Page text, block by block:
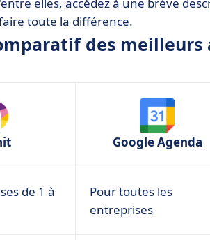
toute la différence.
des meilleurs
Google Agenda
de 1 à
Pour toutes les
entreprises